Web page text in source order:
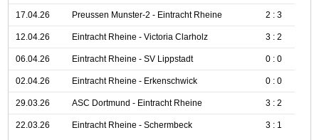
17.04.26 Preussen Munster-2 - Eintracht Rheine 2 : 3
12.04.26 Eintracht Rheine - Victoria Clarholz 3 : 2
06.04.26 Eintracht Rheine - SV Lippstadt 0 : 0
02.04.26 Eintracht Rheine - Erkenschwick 0 : 0
29.03.26 ASC Dortmund - Eintracht Rheine 3 : 2
22.03.26 Eintracht Rheine - Schermbeck 3 : 1